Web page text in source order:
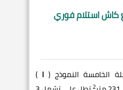
كاش استلام فوري
الخامسة النموذج ( I
)
2